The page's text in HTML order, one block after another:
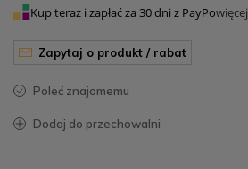
Kup teraz i zapłać za 30 dni z PayPowięcej
zapytaj o produkt / rabat
poleć znajomemu
dodaj do przechowalni